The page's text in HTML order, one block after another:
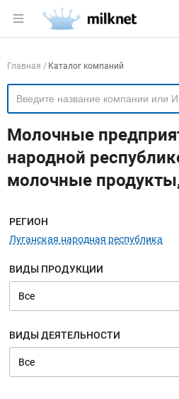
Раздел навигации по
Навигация по
Главная Каталог компаний
Молочные
народной
молочные
Меню навигации
РЕГИОН
Луганская народная республика
ВИДЫ ПРОДУКЦИИ
ВИДЫ ДЕЯТЕЛЬНОСТИ